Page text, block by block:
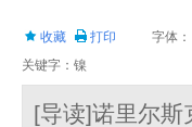
收藏 打印 字体：
关键字：镍
[导读]诺里尔